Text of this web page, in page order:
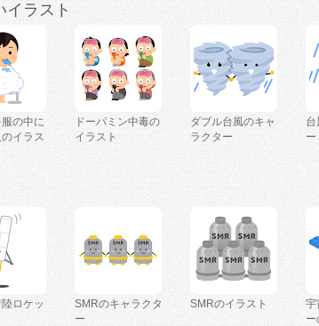
イラスト
の中に
イラス
ドーパミン中毒の
イラスト
ダブル台風のキャ
ラクター
台
ー
ロケッ
SMRのキャラクタ
ー
SMRのイラスト
宇
ー